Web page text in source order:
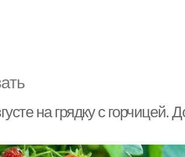
на грядку с горчицей.